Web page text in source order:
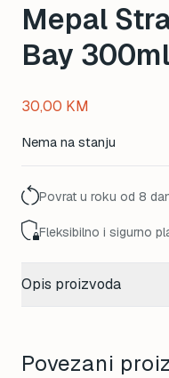
Mepal
Bay 300ml
30,00 KM
Nema na stanju
Povrat u roku od 8
Fleksibilno i sigurno
Opis proizvoda
Povezani